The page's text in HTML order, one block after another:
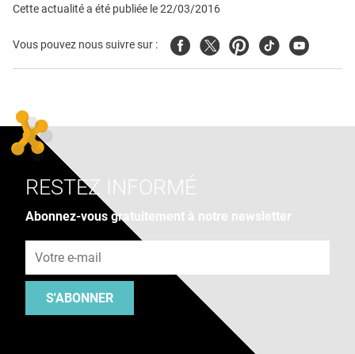
Cette actualité a été publiée le22/03/2016
Vous pouvez nous suivre sur : FacebookTwitterPinterest
TiktokYoutube
RESTEZ INFORMÉ
Abonnez-vous gratuitement à notre newsletter
S'ABONNER